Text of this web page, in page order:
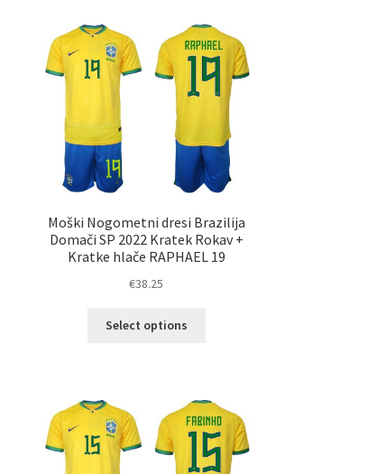
različic.
Možnosti
lahko
izberete
na
strani
izdelka
Moški Nogometni dresi Brazilija
Domači SP 2022 Kratek Rokav +
Kratke hlače RAPHAEL 19
€38.25
Select options
različic.
Možnosti
lahko
izberete